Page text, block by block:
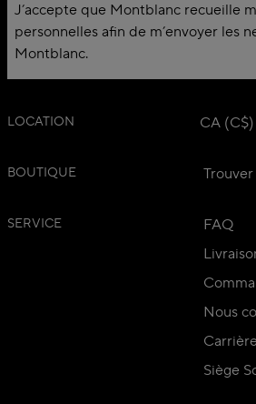
J’accepte que Montblanc recueille
personnelles afin de m’envoyer les
Montblanc.
LOCATION CA
BOUTIQUE
SERVICE
FAQ
Nous
Carrière
Siège